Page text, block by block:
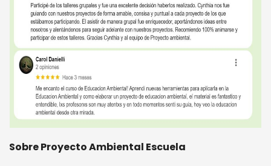
Sobre Proyecto Ambiental Escuela